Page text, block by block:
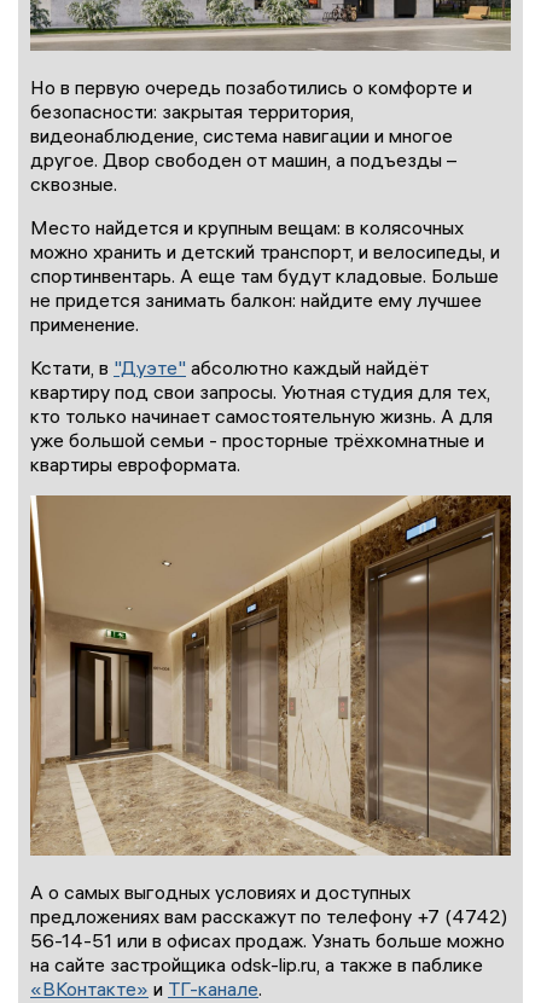
Но в первую очередь позаботились о комфорте и
безопасности: закрытая территория,
видеонаблюдение, система навигации и многое
другое. Двор свободен от машин, а подъезды –
сквозные.
Место найдется и крупным вещам: в колясочных
можно хранить и детский транспорт, и велосипеды, и
спортинвентарь. А еще там будут кладовые. Больше
не придется занимать балкон: найдите ему лучшее
применение.
Кстати, в "Дуэте" абсолютно каждый найдёт
квартиру под свои запросы. Уютная студия для тех,
кто только начинает самостоятельную жизнь. А для
уже большой семьи - просторные трёхкомнатные и
квартиры евроформата.
А о самых выгодных условиях и доступных
предложениях вам расскажут по телефону +7 (4742)
56-14-51 или в офисах продаж. Узнать больше можно
на сайте застройщика odsk-lip.ru, а также в паблике
«ВКонтакте» и ТГ-канале.